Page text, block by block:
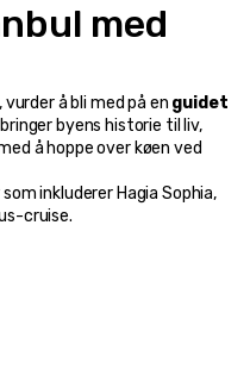
med
å bli med på en guidet
byens historie til liv,
å hoppe over køen ved
inkluderer Hagia Sophia,
cruise.